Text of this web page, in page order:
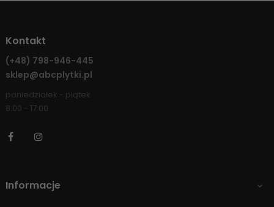
Kontakt
(+48) 798-946-445
sklep@abcplytki.pl
poniedziałek - piątek
8:00 - 17:00
Facebook
Informacje 